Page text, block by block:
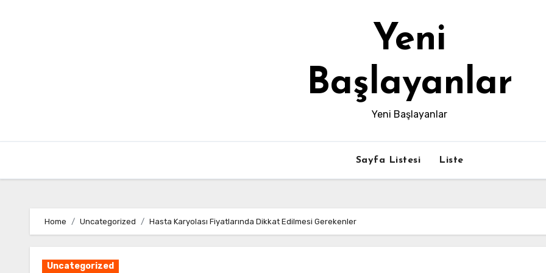
Yeni
Başlayanlar
Yeni Başlayanlar
Sayfa Listesi Liste
Home Uncategorized Hasta Karyolası Fiyatlarında Dikkat Edilmesi Gerekenler
Uncategorized